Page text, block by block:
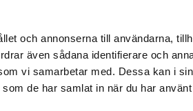
och annonserna till användarna,
även sådana identifierare och
vi samarbetar med. Dessa kan i
de har samlat in när du har
gillade